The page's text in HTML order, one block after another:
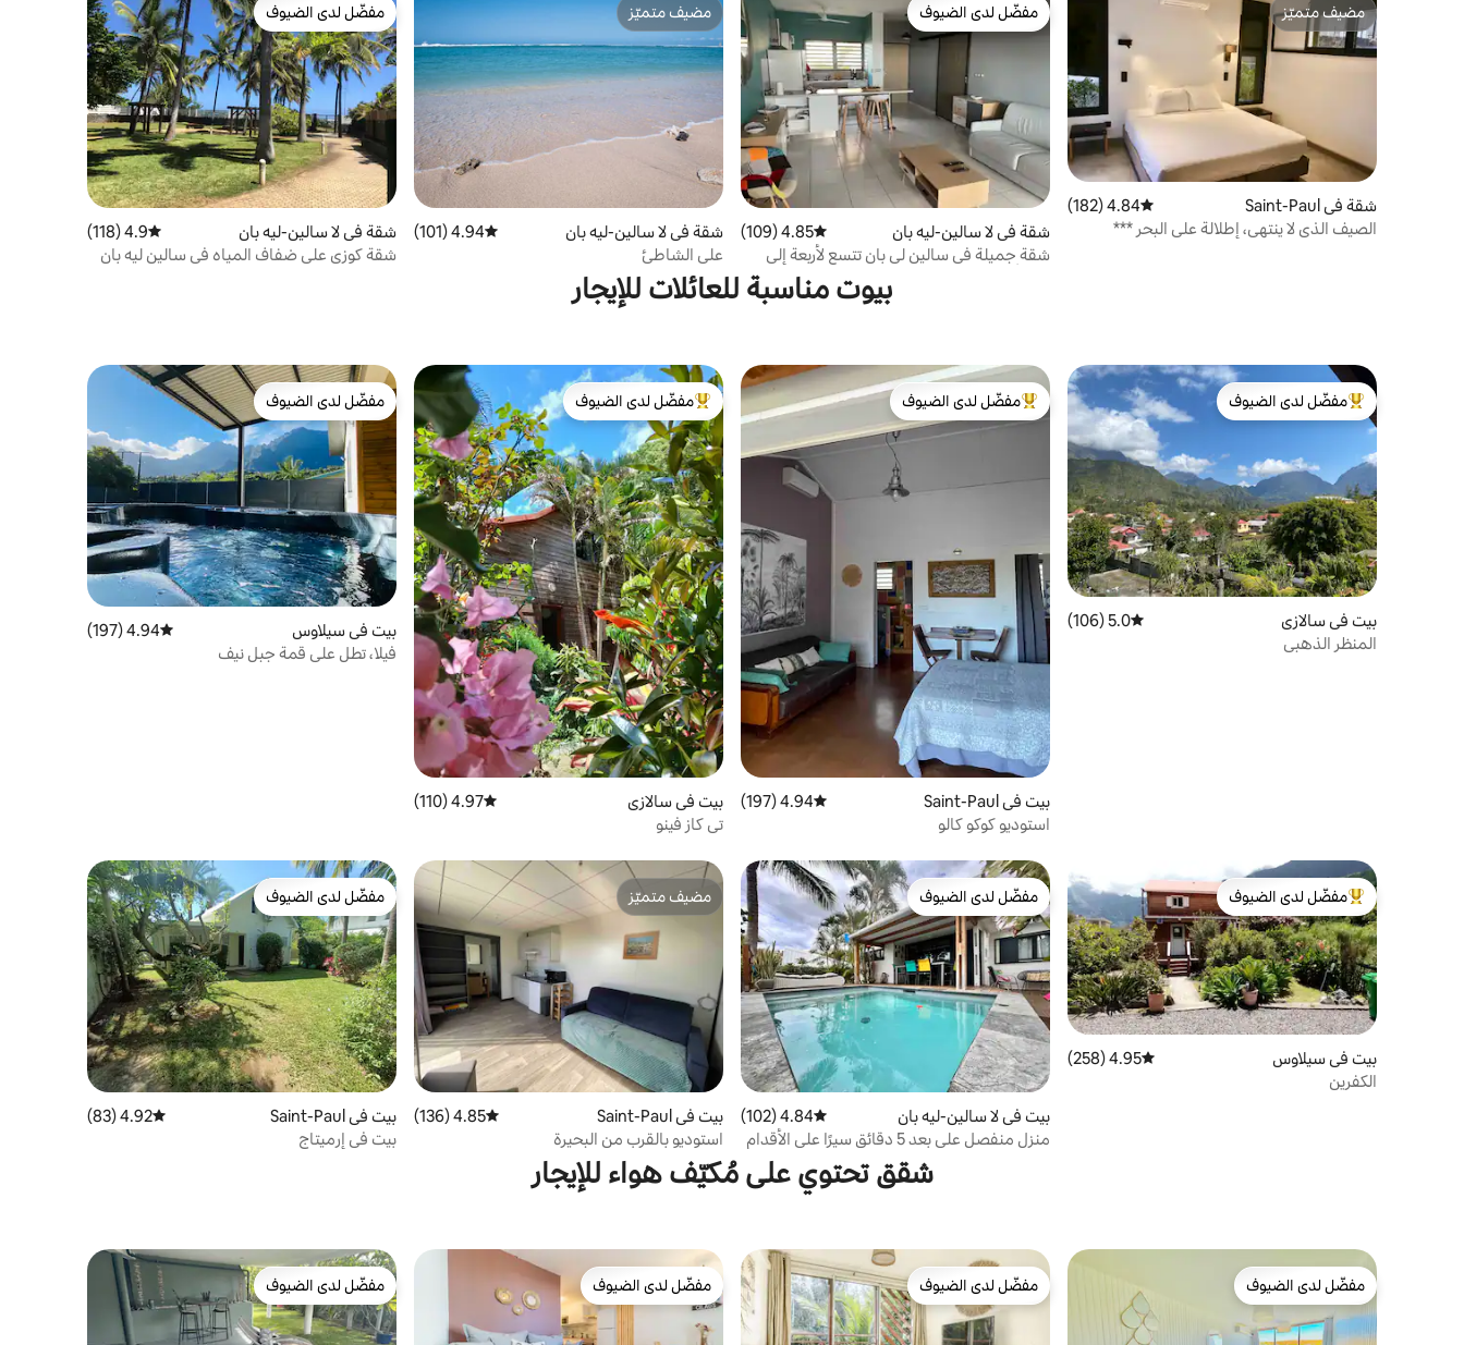
مضيف متميّز
مضيف متميّز
شقة في Saint-Paul متوسط التقييم 4.84 من 5، 182 مراجعات
4.84 (182)
الصيف الذي لا ينتهي، إطلالة على البحر ***
مفضّل لدى الضيوف
مفضّل لدى الضيوف
شقة في لا سالين-ليه بان متوسط التقييم 4.85 من 5، 109 مراجعات
4.85 (109)
شقة جميلة في سالين لي بان تتسع لأربعة إلى
مضيف متميّز
مضيف متميّز
شقة في لا سالين-ليه بان متوسط التقييم 4.94 من 5، 101 مراجعات
4.94 (101)
على الشاطئ
مفضّل لدى الضيوف
مفضّل لدى الضيوف
شقة في لا سالين-ليه بان متوسط التقييم 4.9 من 5، 118 مراجعات
4.9 (118)
شقة كوزي على ضفاف المياه في سالين ليه بان
بيوت مناسبة للعائلات للإيجار
من أبرز البيوت المفضّلة لدى الضيوف
مفضّل لدى الضيوف
بيت في سالازي متوسط التقييم 5.0 من 5، 106 مراجعات
5.0 (106)
المنظر الذهبي
من أبرز البيوت المفضّلة لدى الضيوف
مفضّل لدى الضيوف
بيت في Saint-Paul متوسط التقييم 4.94 من 5، 197 مراجعات
4.94 (197)
استوديو كوكو كالو
من أبرز البيوت المفضّلة لدى الضيوف
مفضّل لدى الضيوف
بيت في سالازي متوسط التقييم 4.97 من 5، 110 مراجعات
4.97 (110)
تي كاز فينو
مفضّل لدى الضيوف
مفضّل لدى الضيوف
بيت في سيلاوس متوسط التقييم 4.94 من 5، 197 مراجعات
4.94 (197)
فيلا، تطل على قمة جبل نيف
من أبرز البيوت المفضّلة لدى الضيوف
مفضّل لدى الضيوف
بيت في سيلاوس متوسط التقييم 4.95 من 5، 258 مراجعات
4.95 (258)
الكفرين
مفضّل لدى الضيوف
مفضّل لدى الضيوف
بيت في لا سالين-ليه بان متوسط التقييم 4.84 من 5، 102 مراجعات
4.84 (102)
منزل منفصل على بعد 5 دقائق سيرًا على الأقدام
من البحيرة الشاطئية
مضيف متميّز
مضيف متميّز
بيت في Saint-Paul متوسط التقييم 4.85 من 5، 136 مراجعات
4.85 (136)
استوديو بالقرب من البحيرة
مفضّل لدى الضيوف
مفضّل لدى الضيوف
بيت في Saint-Paul متوسط التقييم 4.92 من 5، 83 مراجعات
4.92 (83)
بيت في إرميتاج
شقق تحتوي على مُكيّف هواء للإيجار
مفضّل لدى الضيوف
مفضّل لدى الضيوف
مفضّل لدى الضيوف
مفضّل لدى الضيوف
مفضّل لدى الضيوف
مفضّل لدى الضيوف
مفضّل لدى الضيوف
مفضّل لدى الضيوف